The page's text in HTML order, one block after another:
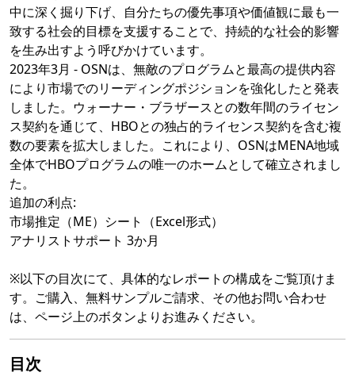
中に深く掘り下げ、自分たちの優先事項や価値観に最も一
致する社会的目標を支援することで、持続的な社会的影響
を生み出すよう呼びかけています。
2023年3月 - OSNは、無敵のプログラムと最高の提供内容
により市場でのリーディングポジションを強化したと発表
しました。ウォーナー・ブラザースとの数年間のライセン
ス契約を通じて、HBOとの独占的ライセンス契約を含む複
数の要素を拡大しました。これにより、OSNはMENA地域
全体でHBOプログラムの唯一のホームとして確立されまし
た。
追加の利点:
市場推定（ME）シート（Excel形式）
アナリストサポート 3か月
※以下の目次にて、具体的なレポートの構成をご覧頂けま
す。ご購入、無料サンプルご請求、その他お問い合わせ
は、ページ上のボタンよりお進みください。
目次